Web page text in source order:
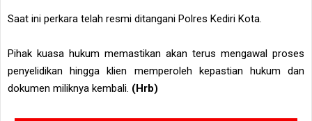
Saat ini perkara telah resmi ditangani Polres Kediri Kota.
Pihak kuasa hukum memastikan akan terus mengawal proses
penyelidikan hingga klien memperoleh kepastian hukum dan
dokumen miliknya kembali. (Hrb)